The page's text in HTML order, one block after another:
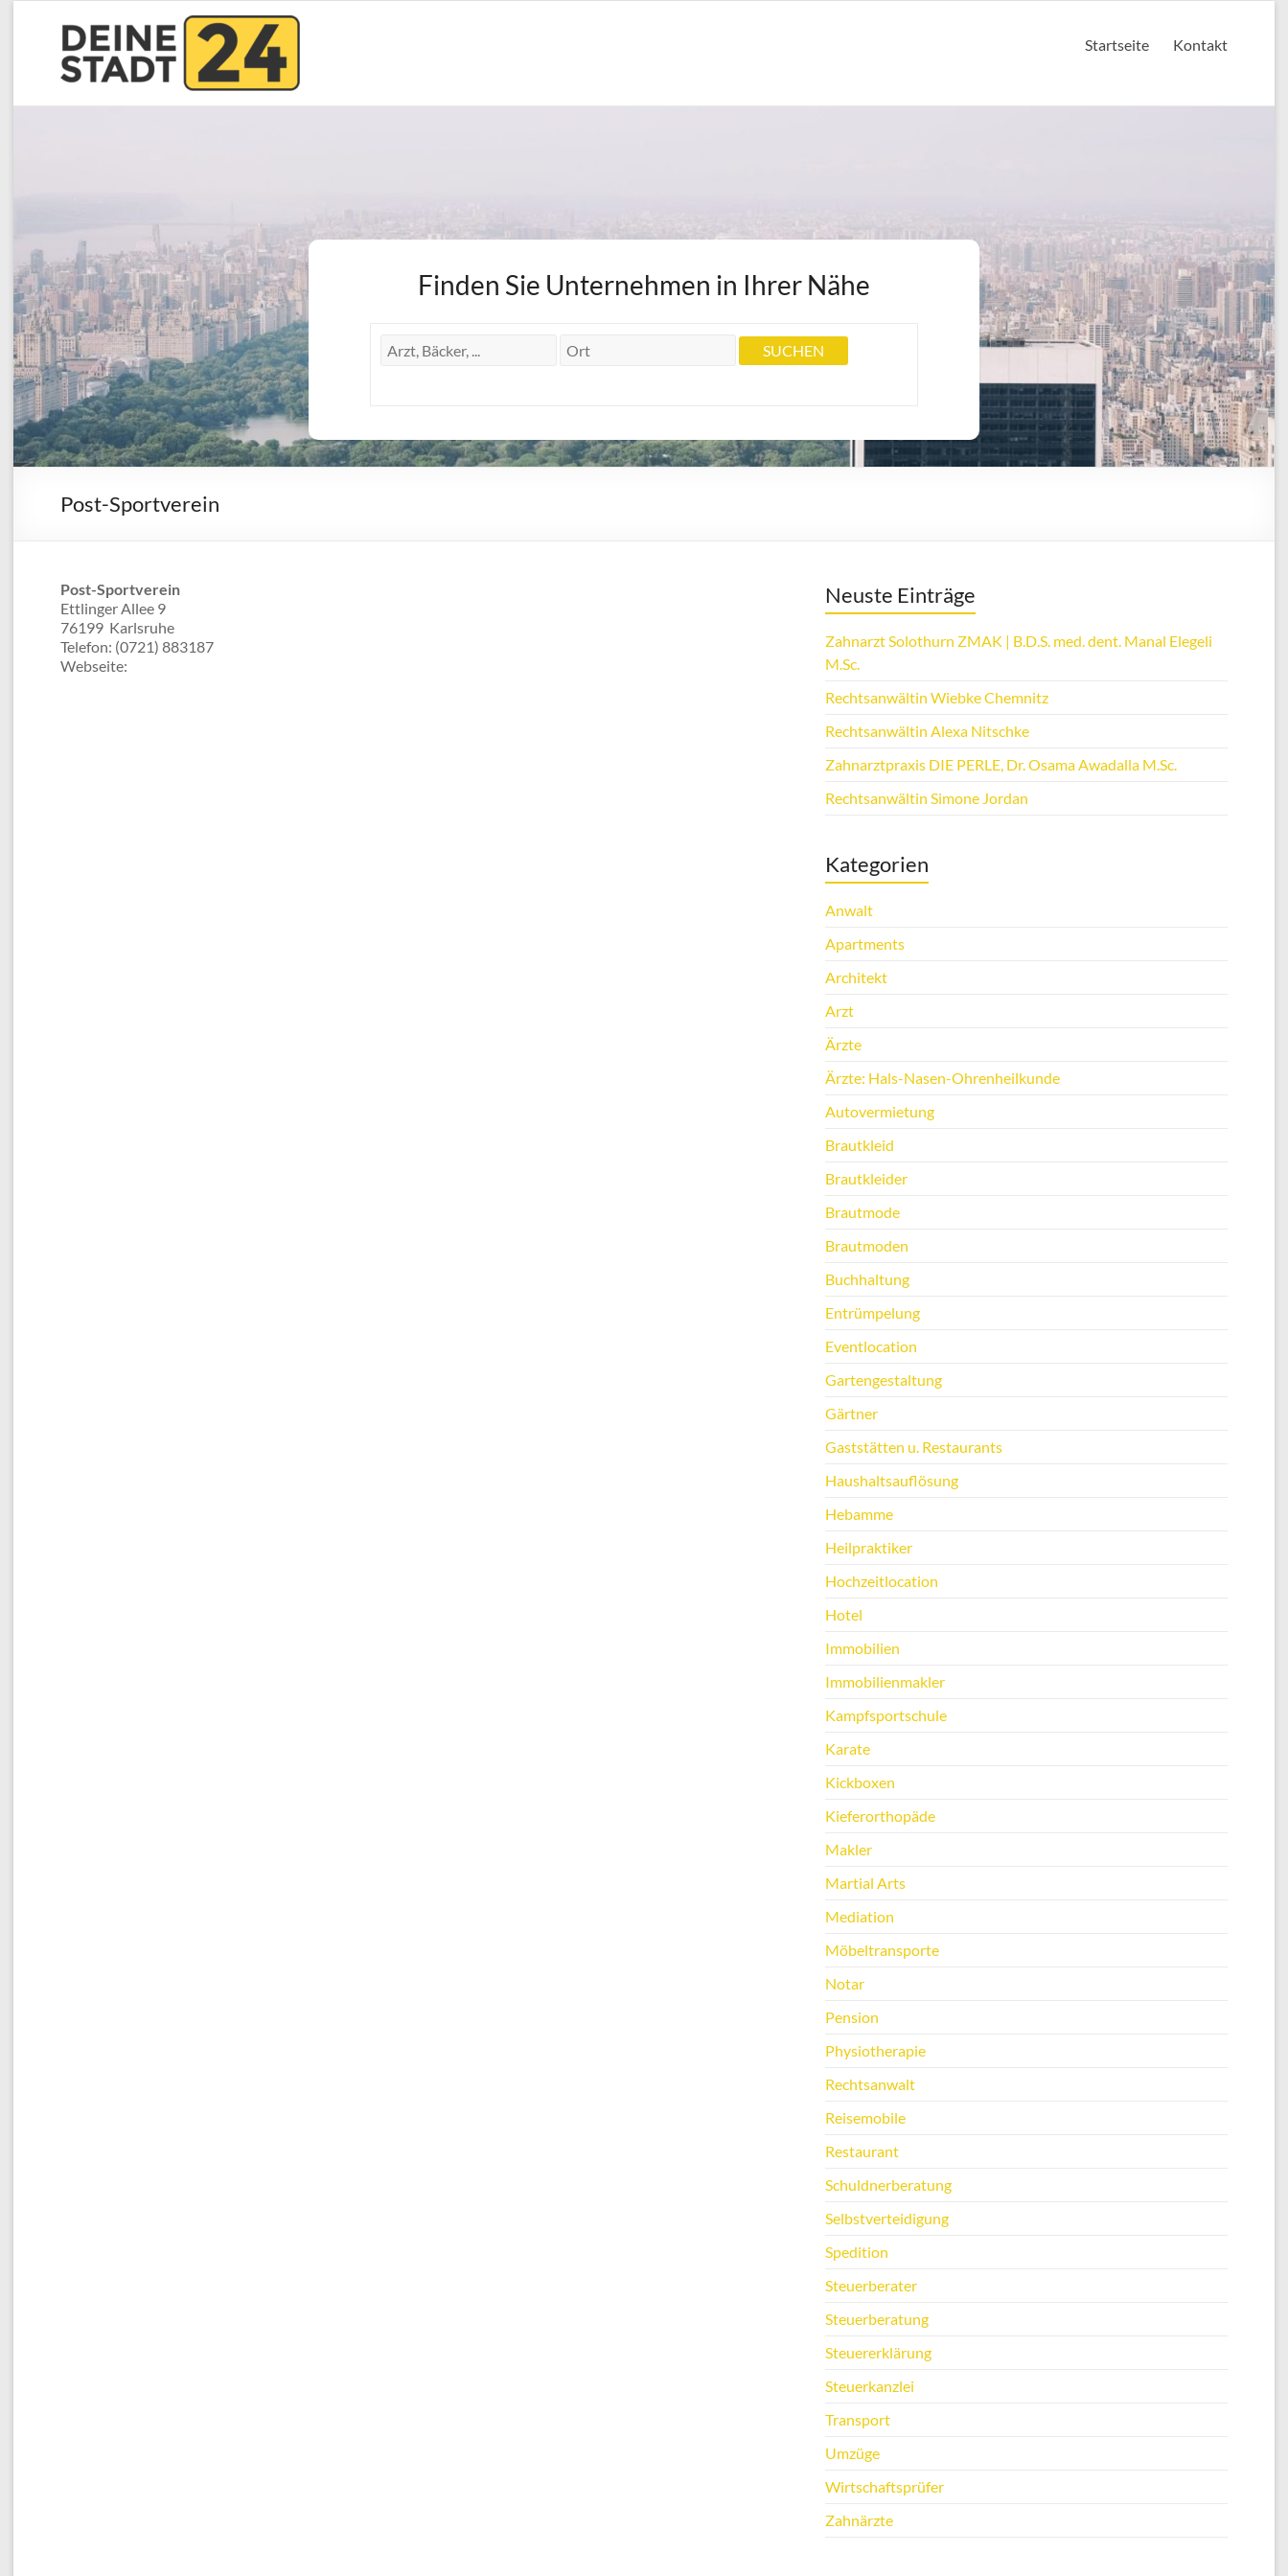
Startseite Kontakt
Post-Sportverein
Finden Sie Unternehmen in Ihrer Nähe
Post-Sportverein
Ettlinger Allee 9
76199 Karlsruhe
Telefon: (0721) 883187
Webseite:
Neuste Einträge
Zahnarzt Solothurn ZMAK | B.D.S. med. dent. Manal Elegeli
M.Sc.
Rechtsanwältin Wiebke Chemnitz
Rechtsanwältin Alexa Nitschke
Zahnarztpraxis DIE PERLE, Dr. Osama Awadalla M.Sc.
Rechtsanwältin Simone Jordan
Kategorien
Anwalt
Apartments
Architekt
Arzt
Ärzte
Ärzte: Hals-Nasen-Ohrenheilkunde
Autovermietung
Brautkleid
Brautkleider
Brautmode
Brautmoden
Buchhaltung
Entrümpelung
Eventlocation
Gartengestaltung
Gärtner
Gaststätten u. Restaurants
Haushaltsauflösung
Hebamme
Heilpraktiker
Hochzeitlocation
Hotel
Immobilien
Immobilienmakler
Kampfsportschule
Karate
Kickboxen
Kieferorthopäde
Makler
Martial Arts
Mediation
Möbeltransporte
Notar
Pension
Physiotherapie
Rechtsanwalt
Reisemobile
Restaurant
Schuldnerberatung
Selbstverteidigung
Spedition
Steuerberater
Steuerberatung
Steuererklärung
Steuerkanzlei
Transport
Umzüge
Wirtschaftsprüfer
Zahnärzte